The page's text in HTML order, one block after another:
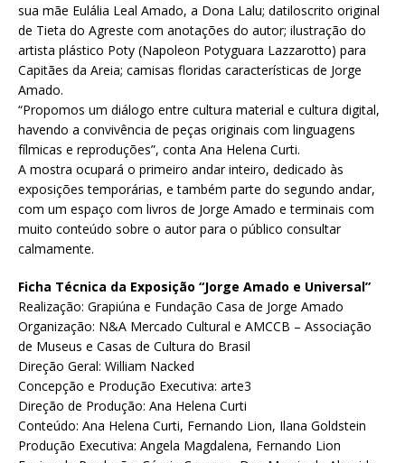
sua mãe Eulália Leal Amado, a Dona Lalu; datiloscrito original
de Tieta do Agreste com anotações do autor; ilustração do
artista plástico Poty (Napoleon Potyguara Lazzarotto) para
Capitães da Areia; camisas floridas características de Jorge
Amado.
“Propomos um diálogo entre cultura material e cultura digital,
havendo a convivência de peças originais com linguagens
fílmicas e reproduções”, conta Ana Helena Curti.
A mostra ocupará o primeiro andar inteiro, dedicado às
exposições temporárias, e também parte do segundo andar,
com um espaço com livros de Jorge Amado e terminais com
muito conteúdo sobre o autor para o público consultar
calmamente.
Ficha Técnica da Exposição “Jorge Amado e Universal”
Realização: Grapiúna e Fundação Casa de Jorge Amado
Organização: N&A Mercado Cultural e AMCCB – Associação
de Museus e Casas de Cultura do Brasil
Direção Geral: William Nacked
Concepção e Produção Executiva: arte3
Direção de Produção: Ana Helena Curti
Conteúdo: Ana Helena Curti, Fernando Lion, Ilana Goldstein
Produção Executiva: Angela Magdalena, Fernando Lion